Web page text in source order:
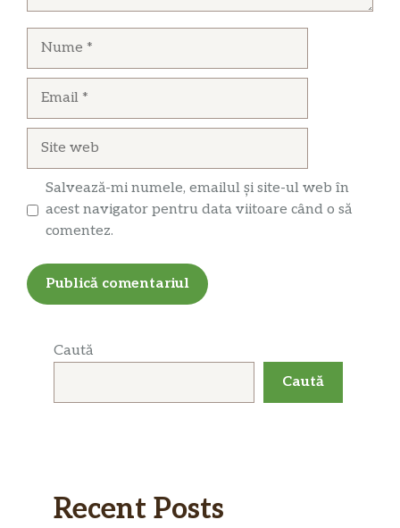
Salvează-mi numele, emailul și site-ul web în
acest navigator pentru data viitoare când o să
comentez.
Caută
Caută
Recent Posts